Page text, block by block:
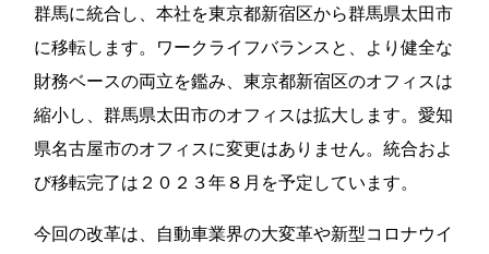
群馬に統合し、本社を東京都新宿区から群馬県太田市
に移転します。ワークライフバランスと、より健全な
財務ベースの両立を鑑み、東京都新宿区のオフィスは
縮小し、群馬県太田市のオフィスは拡大します。愛知
県名古屋市のオフィスに変更はありません。統合およ
び移転完了は２０２３年８月を予定しています。
今回の改革は、自動車業界の大変革や新型コロナウイ